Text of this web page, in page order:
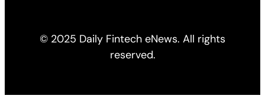
© 2025 Daily Fintech eNews. All rights
reserved.